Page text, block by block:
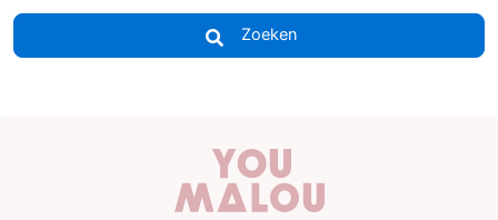
Zoeken